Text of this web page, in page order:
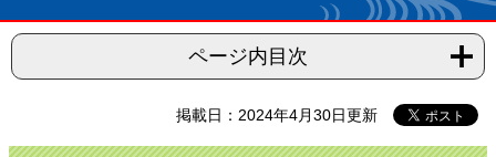
ページ内目次
掲載日：2024年4月30日更新